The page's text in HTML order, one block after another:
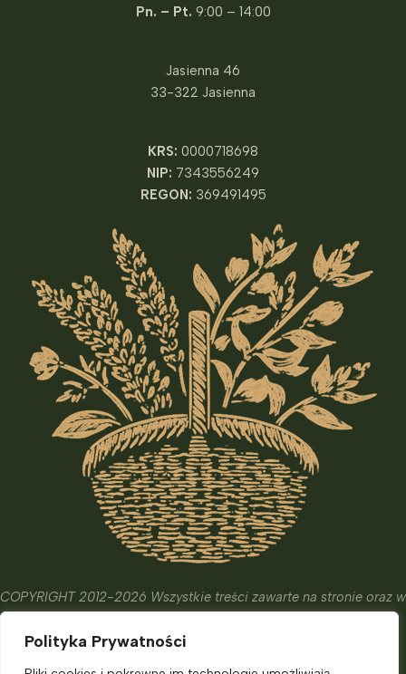
Polityka Prywatności
Pn. – Pt. 9:00 – 14:00
Jasienna 46
33-322 Jasienna
KRS: 0000718698
NIP: 7343556249
REGON: 369491495
COPYRIGHT 2012-2026 Wszystkie treści zawarte na stronie oraz w
edukacyjny, informacyjny oraz hobbistyczny.